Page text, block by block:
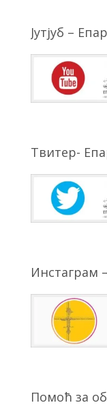
Јутјуб –
Твитер-
Инстаграм
Помоћ за